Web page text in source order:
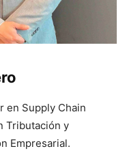
en Supply Chain
Tributación y
Empresarial.